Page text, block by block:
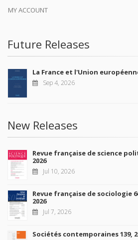
MY ACCOUNT
Future Releases
La France et l'Union
Sep 4, 2026
New Releases
Revue française de science
2026
Jul 10, 2026
Revue française de sociologie
2026
Jul 7, 2026
Sociétés contemporaines 139,